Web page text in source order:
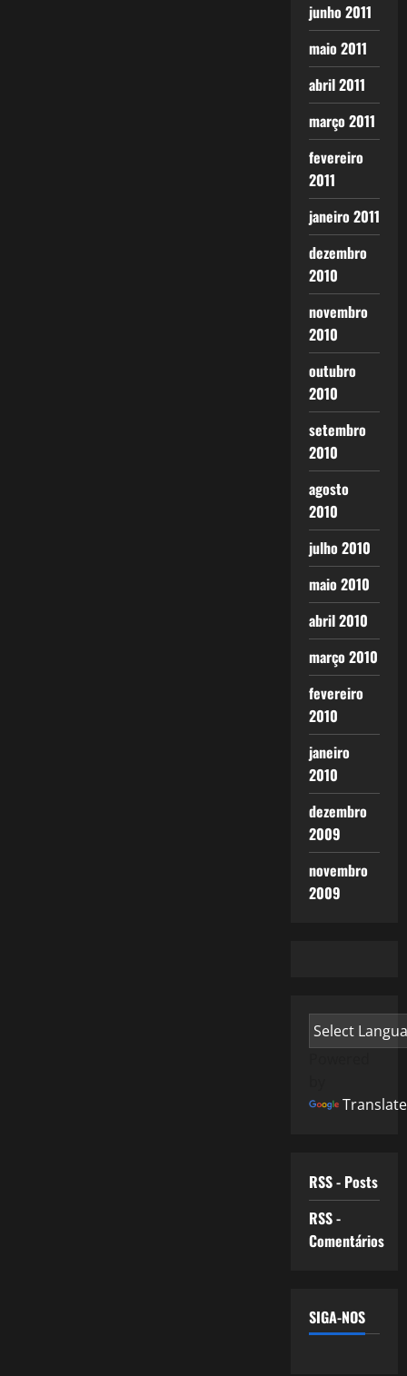
junho 2011
maio 2011
abril 2011
março 2011
fevereiro
2011
janeiro 2011
dezembro
2010
novembro
2010
outubro
2010
setembro
2010
agosto
2010
julho 2010
maio 2010
abril 2010
março 2010
fevereiro
2010
janeiro
2010
dezembro
2009
novembro
2009
Translate
RSS - Posts
RSS -
Comentários
SIGA-NOS